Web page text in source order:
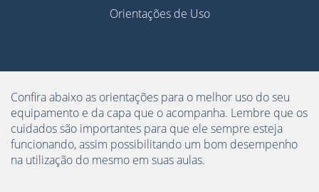
Orientações de Uso
Confira abaixo as orientações para o melhor uso do seu
equipamento e da capa que o acompanha. Lembre que os
cuidados são importantes para que ele sempre esteja
funcionando, assim possibilitando um bom desempenho
na utilização do mesmo em suas aulas.